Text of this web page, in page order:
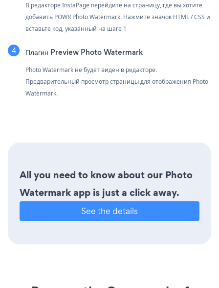
В редакторе InstaPage перейдите на страницу, где вы хотите
добавить POWR Photo Watermark. Нажмите значок HTML / CSS и
вставьте код, указанный на шаге 1
Плагин Preview Photo Watermark
Photo Watermark не будет виден в редакторе.
Предварительный просмотр страницы для отображения Photo
Watermark.
All you need to know about our Photo
Watermark app is just a click away.
See the details